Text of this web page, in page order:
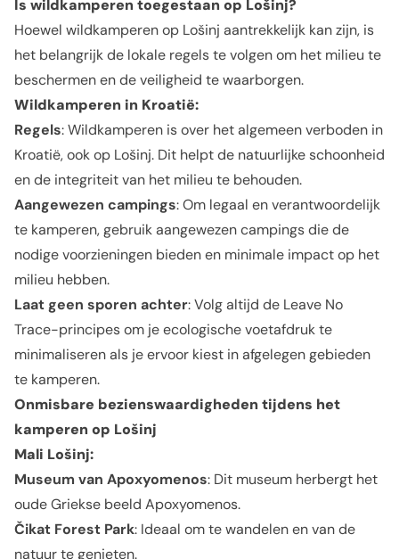
Is wildkamperen toegestaan op Lošinj?
Hoewel wildkamperen op Lošinj aantrekkelijk kan zijn, is
het belangrijk de lokale regels te volgen om het milieu te
beschermen en de veiligheid te waarborgen.
Wildkamperen in Kroatië:
Regels: Wildkamperen is over het algemeen verboden in
Kroatië, ook op Lošinj. Dit helpt de natuurlijke schoonheid
en de integriteit van het milieu te behouden.
Aangewezen campings: Om legaal en verantwoordelijk
te kamperen, gebruik aangewezen campings die de
nodige voorzieningen bieden en minimale impact op het
milieu hebben.
Laat geen sporen achter: Volg altijd de Leave No
Trace-principes om je ecologische voetafdruk te
minimaliseren als je ervoor kiest in afgelegen gebieden
te kamperen.
Onmisbare bezienswaardigheden tijdens het
kamperen op Lošinj
Mali Lošinj:
Museum van Apoxyomenos: Dit museum herbergt het
oude Griekse beeld Apoxyomenos.
Čikat Forest Park: Ideaal om te wandelen en van de
natuur te genieten.